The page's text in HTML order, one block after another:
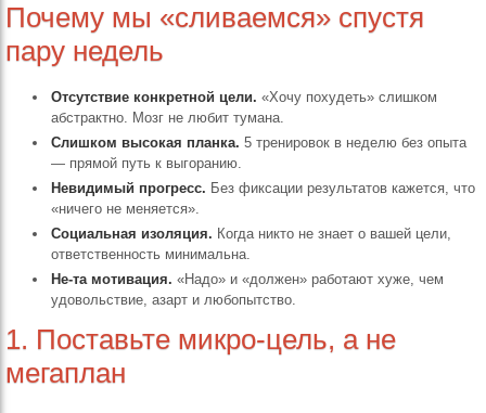
Почему мы «сливаемся» спустя
пару недель
Отсутствие конкретной цели. «Хочу похудеть» слишком
абстрактно. Мозг не любит тумана.
Слишком высокая планка. 5 тренировок в неделю без опыта
— прямой путь к выгоранию.
Невидимый прогресс. Без фиксации результатов кажется, что
«ничего не меняется».
Социальная изоляция. Когда никто не знает о вашей цели,
ответственность минимальна.
Не-та мотивация. «Надо» и «должен» работают хуже, чем
удовольствие, азарт и любопытство.
1. Поставьте микро-цель, а не
мегаплан